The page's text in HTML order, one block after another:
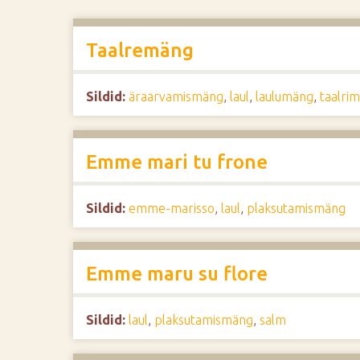
Taalremäng
Sildid: äraarvamismäng,laul,laulumäng,
Emme mari tu frone
Sildid: emme-marisso,laul, plaksutamismäng
Emme maru su flore
Sildid: laul, plaksutamismäng, salm